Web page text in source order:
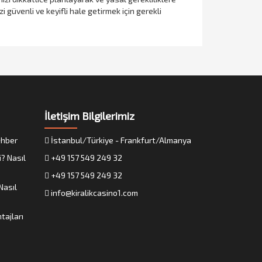
güvenli ve keyifli hale getirmek için gerekli
Nasıl
İletişim Bilgilerimiz
İstanbul/Türkiye - Frankfurt/Almanya
+49 157 549 249 32
+49 157 549 249 32
info@kiralikcasino1.com